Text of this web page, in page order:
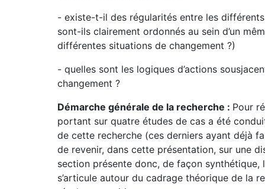
- existe-t-il des régularités entre les
sont-ils clairement ordonnés au sein d’un
différentes situations de changement ?)
- quelles sont les logiques d’actions
changement ?
Démarche générale de la recherche : Pour
portant sur quatre études de cas a été
de cette recherche (ces derniers ayant déjà
de revenir, dans cette présentation, sur une
section présente donc, de façon synthétique,
s’articule autour du cadrage théorique de la